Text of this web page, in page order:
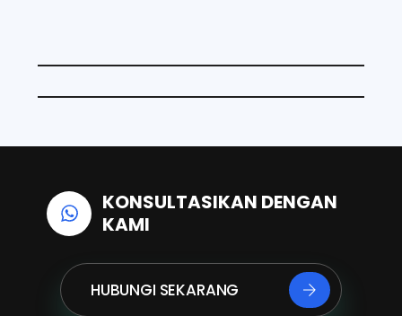
k n p
KONSULTASIKAN DENGAN
KAMI
HUBUNGI SEKARANG